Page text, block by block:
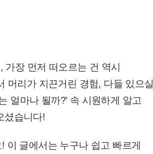
장 먼저 떠오르는 건 역시
머리가 지끈거린 경험, 다들 있으실
얼마나 될까?’ 속 시원하게 알고
셨습니다!
이 글에서는 누구나 쉽고 빠르게